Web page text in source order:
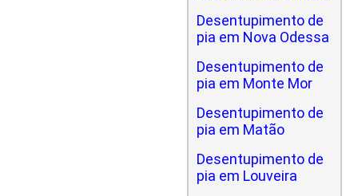
Desentupimento de
pia em Nova Odessa
Desentupimento de
pia em Monte Mor
Desentupimento de
pia em Matão
Desentupimento de
pia em Louveira